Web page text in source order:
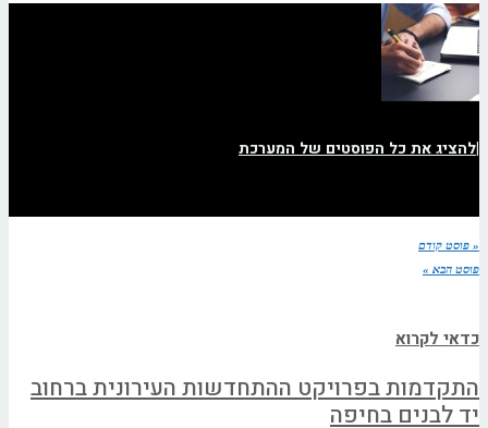
|להציג את כל הפוסטים של המערכת
« פוסט קודם
פוסט הבא »
כדאי לקרוא
התקדמות בפרויקט ההתחדשות העירונית ברחוב
יד לבנים בחיפה